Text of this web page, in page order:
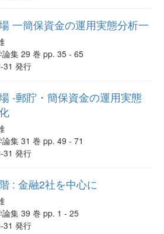
一簡保資金の運用実態分析一
論集 29 巻 pp. 35 - 65
31 発行
-郵貯・簡保資金の運用実態
集 31 巻 pp. 49 - 71
31 発行
: 金融2社を中心に
論集 39 巻 pp. 1 - 25
31 発行